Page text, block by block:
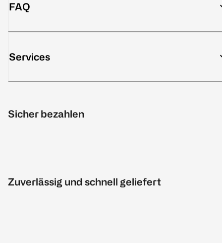
FAQ
Services
Sicher bezahlen
Zuverlässig und schnell geliefert